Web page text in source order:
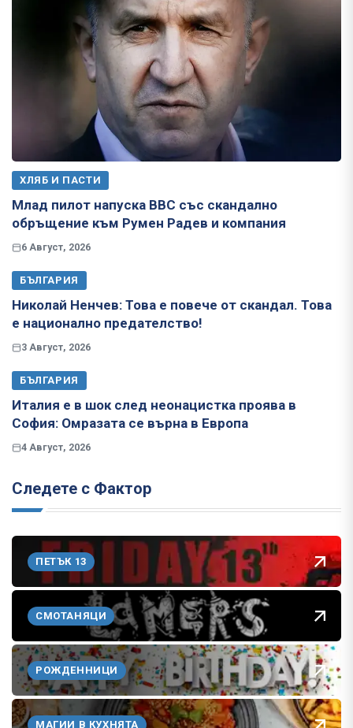
ХЛЯБ И ПАСТИ
Млад пилот напуска ВВС със скандално
обръщение към Румен Радев и компания
6 Август, 2026
БЪЛГАРИЯ
Николай Ненчев: Това е повече от скандал. Това
е национално предателство!
3 Август, 2026
БЪЛГАРИЯ
Италия е в шок след неонацистка проява в
София: Омразата се върна в Европа
4 Август, 2026
Следете с Фактор
ПЕТЪК 13
СМОТАНЯЦИ
РОЖДЕННИЦИ
МАГИИ В КУХНЯТА